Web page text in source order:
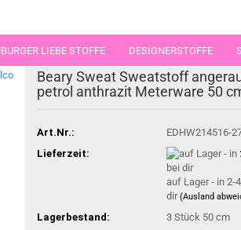
LIEBE STOFFE DESIGNERSTOFFE
25 UND 50 CM
Beary Sweat Sweatstoff
petrol anthrazit Meterware 50
Art.Nr.:
EDHW214516-
Lieferzeit:
auf Lager - in 2-
dir(Ausland
Lagerbestand: 3 Stück 50 cm